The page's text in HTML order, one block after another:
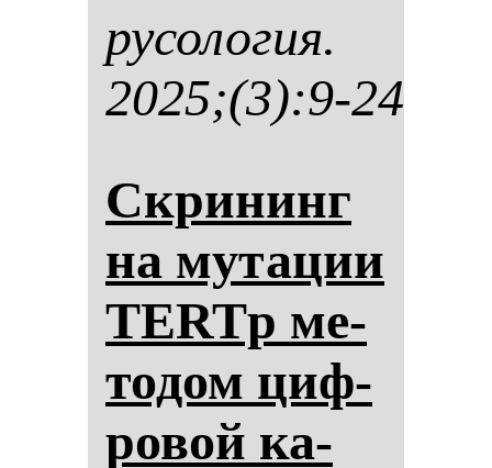
ру­со­ло­гия.
2025;(3):9-24
Скри­нинг
на му­та­ции
TERTp ме­
то­дом циф­
ро­вой ка­